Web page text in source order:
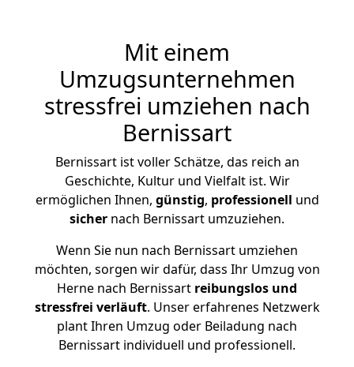
Mit einem
Umzugsunternehmen
stressfrei umziehen nach
Bernissart
Bernissart ist voller Schätze, das reich an
Geschichte, Kultur und Vielfalt ist. Wir
ermöglichen Ihnen, günstig, professionell und
sicher nach Bernissart umzuziehen.
Wenn Sie nun nach Bernissart umziehen
möchten, sorgen wir dafür, dass Ihr Umzug von
Herne nach Bernissart reibungslos und
stressfrei verläuft. Unser erfahrenes Netzwerk
plant Ihren Umzug oder Beiladung nach
Bernissart individuell und professionell.